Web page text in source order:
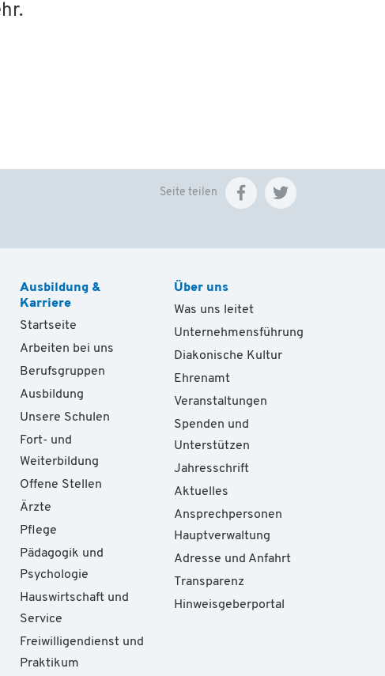
Seite teilen
Ausbildung &
Karriere
Startseite
Arbeiten bei uns
Berufsgruppen
Ausbildung
Unsere Schulen
Fort- und
Weiterbildung
Offene Stellen
Ärzte
Pflege
Pädagogik und
Psychologie
Hauswirtschaft und
Service
Freiwilligendienst und
Praktikum
Über uns
Was uns leitet
Unternehmensführung
Diakonische Kultur
Ehrenamt
Veranstaltungen
Spenden und
Unterstützen
Jahresschrift
Aktuelles
Ansprechpersonen
Hauptverwaltung
Adresse und Anfahrt
Transparenz
Hinweisgeberportal